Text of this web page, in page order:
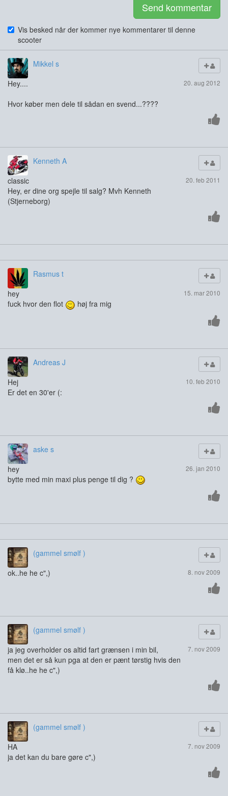
Send kommentar
Vis besked når der kommer nye kommentarer til denne
scooter
Mikkel s
20. aug 2012
Hey....
Hvor køber men dele til sådan en svend...????
Kenneth A
20. feb 2011
classic
Hey, er dine org spejle til salg? Mvh Kenneth
(Stjerneborg)
Rasmus t
15. mar 2010
hey
fuck hvor den flot
høj fra mig
Andreas J
10. feb 2010
Hej
Er det en 30'er (:
aske s
26. jan 2010
hey
bytte med min maxi plus penge til dig ?
(gammel smølf )
8. nov 2009
ok..he he c",)
(gammel smølf )
7. nov 2009
ja jeg overholder os altid fart grænsen i min bil,
men det er så kun pga at den er pænt tørstig hvis den
få klø..he he c",)
(gammel smølf )
7. nov 2009
HA
ja det kan du bare gøre c",)